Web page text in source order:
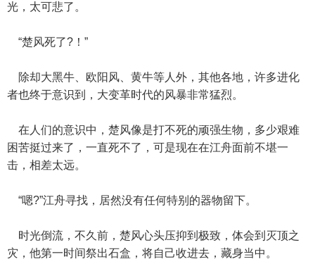
光，太可悲了。
“楚风死了?！”
除却大黑牛、欧阳风、黄牛等人外，其他各地，许多进化
者也终于意识到，大变革时代的风暴非常猛烈。
在人们的意识中，楚风像是打不死的顽强生物，多少艰难
困苦挺过来了，一直死不了，可是现在在江舟面前不堪一
击，相差太远。
“嗯?”江舟寻找，居然没有任何特别的器物留下。
时光倒流，不久前，楚风心头压抑到极致，体会到灭顶之
灾，他第一时间祭出石盒，将自己收进去，藏身当中。